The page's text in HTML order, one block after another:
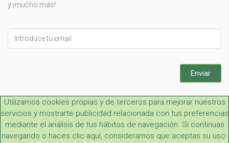
y ¡mucho más!
this
field
Enviar
Utilizamos cookies propias y de terceros para mejorar nuestros
servicios y mostrarte publicidad relacionada con tus preferencias
mediante el análisis de tus hábitos de navegación. Si continuas
navegando o haces clic aquí, consideramos que aceptas su uso.